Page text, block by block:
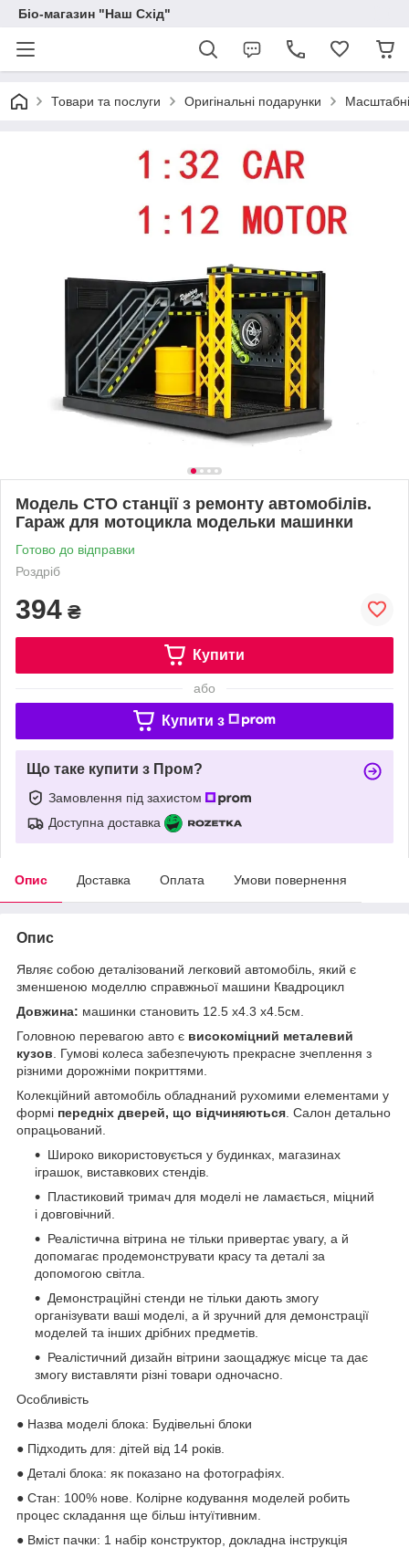
Біо-магазин "Наш Схід"
Товари та послуги Оригінальні подарунки
Модель СТО станції з ремонту автомобілів.
Гараж для мотоцикла модельки машинки
Готово до відправки
Роздріб
394 ₴
Купити
або
Купити з
Що таке купити з Пром?
Замовлення під захистом
Доступна доставка
Опис Доставка Оплата Умови повернення
Опис
Являє собою деталізований легковий автомобіль, який є
зменшеною моделлю справжньої машини Квадроцикл
Довжина: машинки становить 12.5 х4.3 х4.5см.
Головною перевагою авто є високоміцний металевий
кузов . Гумові колеса забезпечують прекрасне зчеплення з
різними дорожніми покриттями.
Колекційний автомобіль обладнаний рухомими елементами у
формі передніх дверей, що відчиняються . Салон детально
опрацьований.
Широко використовується у будинках, магазинах
іграшок, виставкових стендів.
Пластиковий тримач для моделі не ламається, міцний
і довговічний.
Реалістична вітрина не тільки привертає увагу, а й
допомагає продемонструвати красу та деталі за
допомогою світла.
Демонстраційні стенди не тільки дають змогу
організувати ваші моделі, а й зручний для демонстрації
моделей та інших дрібних предметів.
Реалістичний дизайн вітрини заощаджує місце та дає
змогу виставляти різні товари одночасно.
Особливість
● Назва моделі блока: Будівельні блоки
● Підходить для: дітей від 14 років.
● Деталі блока: як показано на фотографіях.
● Стан: 100% нове. Колірне кодування моделей робить
процес складання ще більш інтуїтивним.
● Вміст пачки: 1 набір конструктор, докладна інструкція